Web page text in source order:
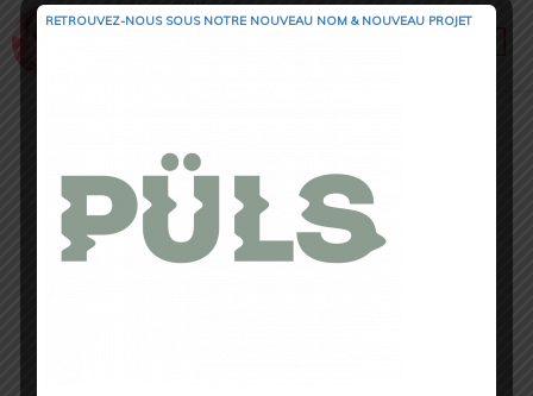
30 JUILLET 2022 • PAR JULIEN PICOT
Retour au début
RETROUVEZ-NOUS SOUS NOTRE NOUVEAU NOM & NOUVEAU PROJET